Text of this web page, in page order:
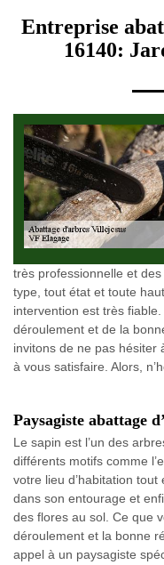
Entreprise
16140:
très professionnelle et
type, tout état et toute
intervention est très
déroulement et de la
invitons de ne pas hésiter
à vous satisfaire. Alors,
Paysagiste abattage
Le sapin est l’un des
différents motifs comme
votre lieu d’habitation
dans son entourage et
des flores au sol. Ce que
déroulement et la bonne
appel à un paysagiste